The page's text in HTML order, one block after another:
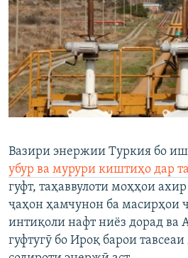
Вазири энержии Туркия бо
убур ва мурури киштиҳо дар
гуфт, таҳаввулоти моҳҳои
ҷаҳон ҳамчунон ба масирҳои
интиқоли нафт ниёз дорад ва
гуфтугӯ бо Ироқ барои